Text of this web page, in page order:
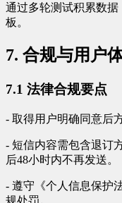
通过多轮测试积累数
板。
7. 合规与用户
7.1 法律合规要点
- 取得用户明确同意后
- 短信内容需包含退订
后48小时内不再发送。
- 遵守《个人信息保护
规处罚。